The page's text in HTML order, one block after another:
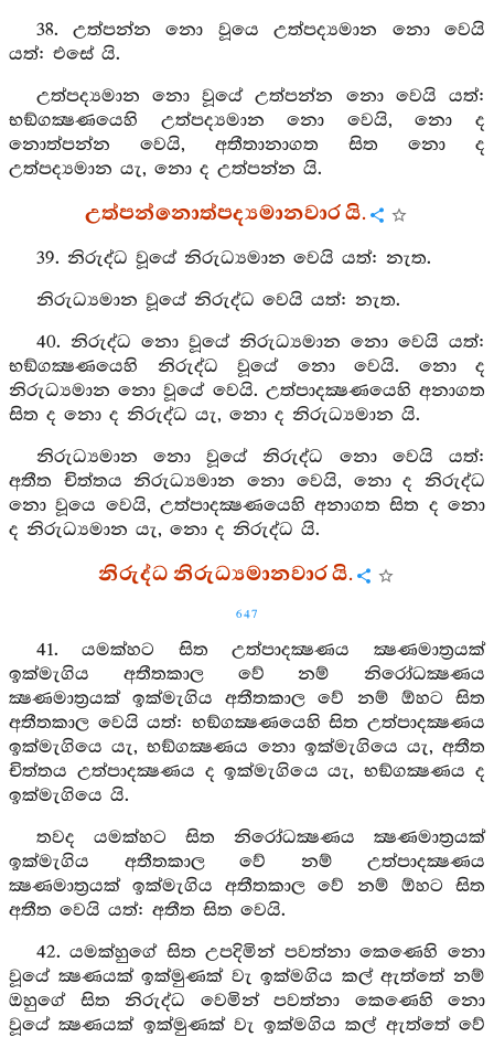
38. උත්පන්න නො වූයෙ උත්පද්‍යමාන නො වෙයි
යත්: එසේ යි.
උත්පද්‍යමාන නො වූයේ උත්පන්න නො වෙයි යත්:
භඞ්ගක්‍ෂණයෙහි උත්පද්‍යමාන නො වෙයි, නො ද
නොත්පන්න වෙයි, අතීතානාගත සිත නො ද
උත්පද්‍යමාන යැ, නො ද උත්පන්න යි.
උත්පන්නොත්පද්‍යමානවාර යි.
39. නිරුද්ධ වූයේ නිරුධ්‍යමාන වෙයි යත්: නැත.
නිරුධ්‍යමාන වූයේ නිරුද්ධ වෙයි යත්: නැත.
40. නිරුද්ධ නො වූයේ නිරුධ්‍යමාන නො වෙයි යත්:
භඞ්ගක්‍ෂණයෙහි නිරුද්ධ වූයේ නො වෙයි. නො ද
නිරුධ්‍යමාන නො වූයේ වෙයි. උත්පාදක්‍ෂණයෙහි අනාගත
සිත ද නො ද නිරුද්ධ යැ, නො ද නිරුධ්‍යමාන යි.
නිරුධ්‍යමාන නො වූයේ නිරුද්ධ නො වෙයි යත්:
අතීත චිත්තය නිරුධ්‍යමාන නො වෙයි, නො ද නිරුද්ධ
නො වූයෙ වෙයි, උත්පාදක්‍ෂණයෙහි අනාගත සිත ද නො
ද නිරුධ්‍යමාන යැ, නො ද නිරුද්ධ යි.
නිරුද්ධ නිරුධ්‍යමානවාර යි.
647
41. යමක්හට සිත උත්පාදක්‍ෂණය ක්‍ෂණමාත්‍රයක්
ඉක්මැගිය අතීතකාල වේ නම් නිරෝධක්‍ෂණය
ක්‍ෂණමාත්‍රයක් ඉක්මැගිය අතීතකාල වේ නම් ඕහට සිත
අතීතකාල වෙයි යත්: භඞ්ගක්‍ෂණයෙහි සිත උත්පාදක්‍ෂණය
ඉක්මැගියෙ යැ, භඞ්ගක්‍ෂණය නො ඉක්මැගියෙ යැ, අතීත
චිත්තය උත්පාදක්‍ෂණය ද ඉක්මැගියෙ යැ, භඞ්ගක්‍ෂණය ද
ඉක්මැගියෙ යි.
තවද යමක්හට සිත නිරෝධක්‍ෂණය ක්‍ෂණමාත්‍රයක්
ඉක්මැගිය අතීතකාල වේ නම් උත්පාදක්‍ෂණය
ක්‍ෂණමාත්‍රයක් ඉක්මැගිය අතීතකාල වේ නම් ඕහට සිත
අතීත වෙයි යත්: අතීත සිත වෙයි.
42. යමක්හුගේ සිත උපදිමින් පවත්නා කෙණෙහි නො
වූයේ ක්‍ෂණයක් ඉක්මුණක් වැ ඉක්මගිය කල් ඇත්තේ නම්
ඔහුගේ සිත නිරුද්ධ වෙමින් පවත්නා කෙණෙහි නො
වූයේ ක්‍ෂණයක් ඉක්මුණක් වැ ඉක්මගිය කල් ඇත්තේ වේ